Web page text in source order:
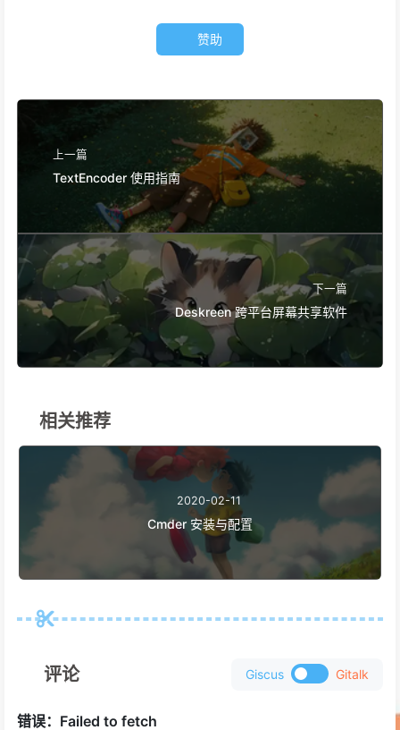
赞助
上一篇
TextEncoder 使用指南
下一篇
Deskreen 跨平台屏幕共享软件
相关推荐
2020-02-11
Cmder 安装与配置
评论 Giscus Gitalk